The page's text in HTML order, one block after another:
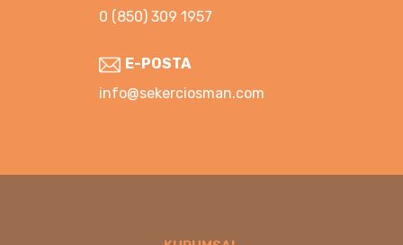
0 (850) 309 1957
E-POSTA
info@sekerciosman.com